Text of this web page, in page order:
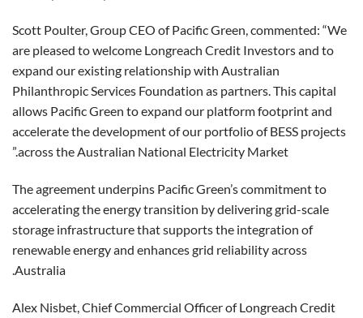
Scott Poulter, Group CEO of Pacific Green, commented: “We
are pleased to welcome Longreach Credit Investors and to
expand our existing relationship with Australian
Philanthropic Services Foundation as partners. This capital
allows Pacific Green to expand our platform footprint and
accelerate the development of our portfolio of BESS projects
across the Australian National Electricity Market.”
The agreement underpins Pacific Green’s commitment to
accelerating the energy transition by delivering grid-scale
storage infrastructure that supports the integration of
renewable energy and enhances grid reliability across
Australia.
Alex Nisbet, Chief Commercial Officer of Longreach Credit